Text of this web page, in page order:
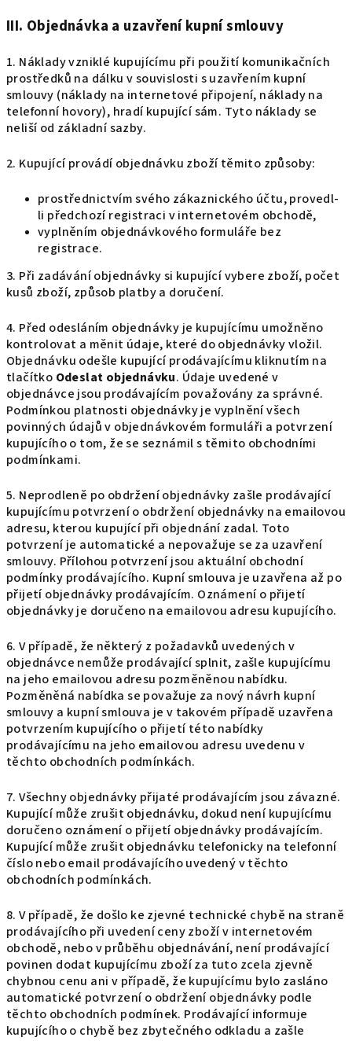
III. Objednávka a uzavření kupní smlouvy
1. Náklady vzniklé kupujícímu při použití komunikačních
prostředků na dálku v souvislosti s uzavřením kupní
smlouvy (náklady na internetové připojení, náklady na
telefonní hovory), hradí kupující sám. Tyto náklady se
neliší od základní sazby.
2. Kupující provádí objednávku zboží těmito způsoby:
prostřednictvím svého zákaznického účtu, provedl-
li předchozí registraci v internetovém obchodě,
vyplněním objednávkového formuláře bez
registrace.
3. Při zadávání objednávky si kupující vybere zboží, počet
kusů zboží, způsob platby a doručení.
4. Před odesláním objednávky je kupujícímu umožněno
kontrolovat a měnit údaje, které do objednávky vložil.
Objednávku odešle kupující prodávajícímu kliknutím na
tlačítko Odeslat objednávku. Údaje uvedené v
objednávce jsou prodávajícím považovány za správné.
Podmínkou platnosti objednávky je vyplnění všech
povinných údajů v objednávkovém formuláři a potvrzení
kupujícího o tom, že se seznámil s těmito obchodními
podmínkami.
5. Neprodleně po obdržení objednávky zašle prodávající
kupujícímu potvrzení o obdržení objednávky na emailovou
adresu, kterou kupující při objednání zadal. Toto
potvrzení je automatické a nepovažuje se za uzavření
smlouvy. Přílohou potvrzení jsou aktuální obchodní
podmínky prodávajícího. Kupní smlouva je uzavřena až po
přijetí objednávky prodávajícím. Oznámení o přijetí
objednávky je doručeno na emailovou adresu kupujícího.
6. V případě, že některý z požadavků uvedených v
objednávce nemůže prodávající splnit, zašle kupujícímu
na jeho emailovou adresu pozměněnou nabídku.
Pozměněná nabídka se považuje za nový návrh kupní
smlouvy a kupní smlouva je v takovém případě uzavřena
potvrzením kupujícího o přijetí této nabídky
prodávajícímu na jeho emailovou adresu uvedenu v
těchto obchodních podmínkách.
7. Všechny objednávky přijaté prodávajícím jsou závazné.
Kupující může zrušit objednávku, dokud není kupujícímu
doručeno oznámení o přijetí objednávky prodávajícím.
Kupující může zrušit objednávku telefonicky na telefonní
číslo nebo email prodávajícího uvedený v těchto
obchodních podmínkách.
8. V případě, že došlo ke zjevné technické chybě na straně
prodávajícího při uvedení ceny zboží v internetovém
obchodě, nebo v průběhu objednávání, není prodávající
povinen dodat kupujícímu zboží za tuto zcela zjevně
chybnou cenu ani v případě, že kupujícímu bylo zasláno
automatické potvrzení o obdržení objednávky podle
těchto obchodních podmínek. Prodávající informuje
kupujícího o chybě bez zbytečného odkladu a zašle